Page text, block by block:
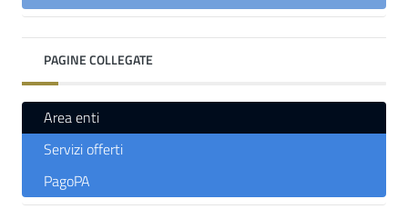
PAGINE COLLEGATE
Area enti
Servizi offerti
PagoPA